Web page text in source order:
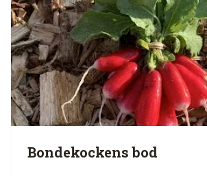
Bondekockens bod